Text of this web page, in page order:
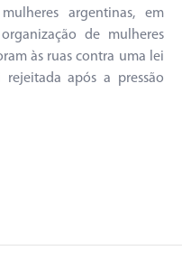
argentinas, em
de mulheres
às ruas contra uma lei
após a pressão